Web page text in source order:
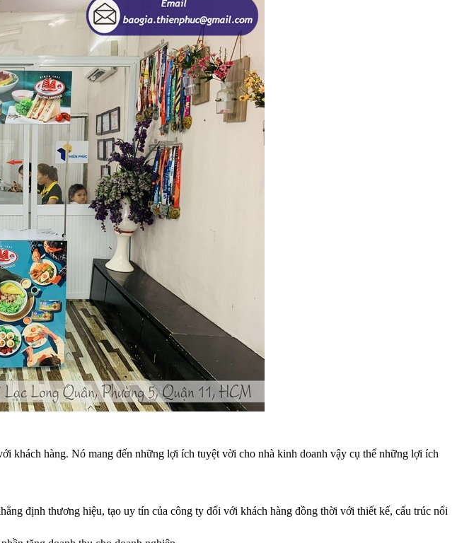
khách hàng. Nó mang đến những lợi ích tuyệt vời cho nhà kinh doanh vậy cụ thể những lợi ích
định thương hiệu, tạo uy tín của công ty đối với khách hàng đồng thời với thiết kế, cấu trúc nổi